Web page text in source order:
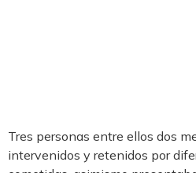
Tres personas entre ellos dos
intervenidos y retenidos por